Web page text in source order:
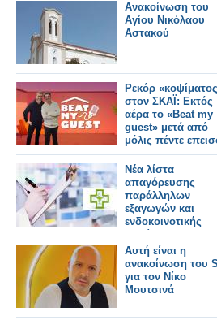
Ανακοίνωση του
Αγίου Νικόλαου
Αστακού
Ρεκόρ
στον ΣΚΑΪ: Εκτός
αέρα το «Beat my
guest» μετά από
μόλις πέντε
Νέα λίστα
απαγόρευσης
παράλληλων
εξαγωγών και
ενδοκοινοτικής
διακίνησης
φαρμακευτικών
προϊόντων του
με έναρξη ισχύος
τις 22.02.2026
Αυτή είναι η
ανακοίνωση του
για τον Νίκο
Μουτσινά